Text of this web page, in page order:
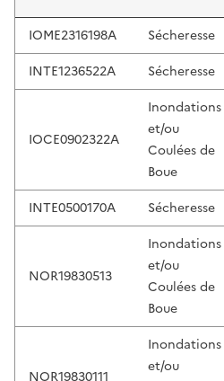
IOME2316198A
Sécheresse
INTE1236522A
Sécheresse
IOCE0902322A
Inondations
et/ou
Coulées de
Boue
INTE0500170A Sécheresse
NOR19830513
Inondations
et/ou
Coulées de
Boue
Inondations
et/ou